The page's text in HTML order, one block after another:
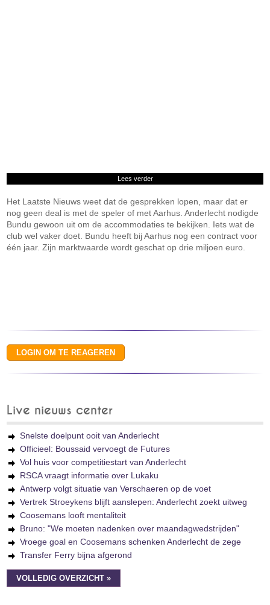
Lees verder
Het Laatste Nieuws weet dat de gesprekken lopen, maar dat er
nog geen deal is met de speler of met Aarhus. Anderlecht nodigde
Bundu gewoon uit om de accommodaties te bekijken. Iets wat de
club wel vaker doet. Bundu heeft bij Aarhus nog een contract voor
één jaar. Zijn marktwaarde wordt geschat op drie miljoen euro.
Live nieuws center
Snelste doelpunt ooit van Anderlecht
Officieel: Boussaid vervoegt de Futures
Vol huis voor competitiestart van Anderlecht
RSCA vraagt informatie over Lukaku
Antwerp volgt situatie van Verschaeren op de voet
Vertrek Stroeykens blijft aanslepen: Anderlecht zoekt uitweg
Coosemans looft mentaliteit
Bruno: "We moeten nadenken over maandagwedstrijden"
Vroege goal en Coosemans schenken Anderlecht de zege
Transfer Ferry bijna afgerond
VOLLEDIG OVERZICHT »